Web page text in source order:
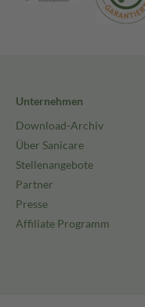
Unternehmen
Download-Archiv
Über Sanicare
Stellenangebote
Partner
Presse
Affiliate Programm